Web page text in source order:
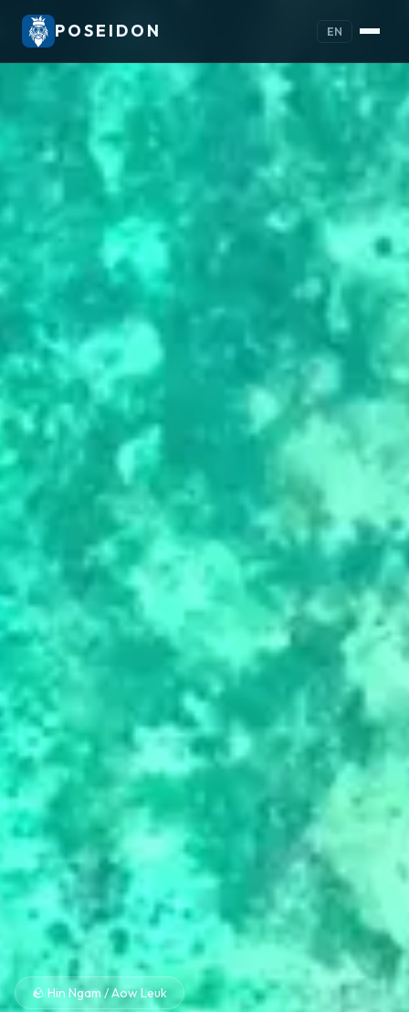
POSEIDON EN
🪨 Hin Ngam / Aow Leuk